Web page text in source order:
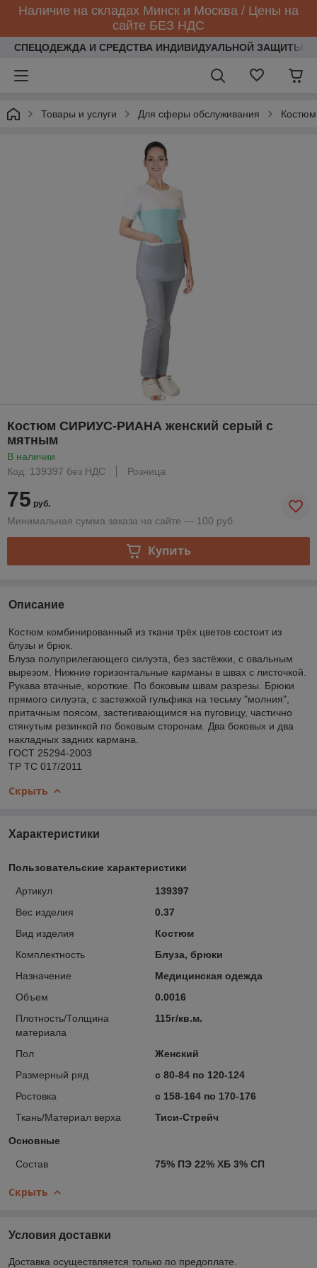
Наличие на складах Минск и Москва / Цены на
сайте БЕЗ НДС
СПЕЦОДЕЖДА И СРЕДСТВА ИНДИВИДУАЛЬНОЙ ЗАЩИТЫ
Товары и услуги Для сферы обслуживания
Костюм СИРИУС-РИАНА женский серый с
мятным
В наличии
Код: 139397 без НДС
Розница
75 руб.
Минимальная сумма заказа на сайте — 100 руб.
Купить
Описание
Костюм комбинированный из ткани трёх цветов состоит из
блузы и брюк.
Блуза полуприлегающего силуэта, без застёжки, с овальным
вырезом. Нижние горизонтальные карманы в швах с листочкой.
Рукава втачные, короткие. По боковым швам разрезы. Брюки
прямого силуэта, с застежкой гульфика на тесьму "молния",
притачным поясом, застегивающимся на пуговицу, частично
стянутым резинкой по боковым сторонам. Два боковых и два
накладных задних кармана.
ГОСТ 25294-2003
ТР ТС 017/2011
Скрыть
Характеристики
Пользовательские характеристики
Артикул
139397
Вес изделия
0.37
Вид изделия
Костюм
Комплектность
Блуза, брюки
Назначение
Медицинская одежда
Объем
0.0016
Плотность/Толщина
материала
115г/кв.м.
Пол
Женский
Размерный ряд
с 80-84 по 120-124
Ростовка
с 158-164 по 170-176
Ткань/Материал верха
Тиси-Стрейч
Основные
Состав 75% ПЭ 22% ХБ 3% СП
Скрыть
Условия доставки
Доставка осуществляется только по предоплате.